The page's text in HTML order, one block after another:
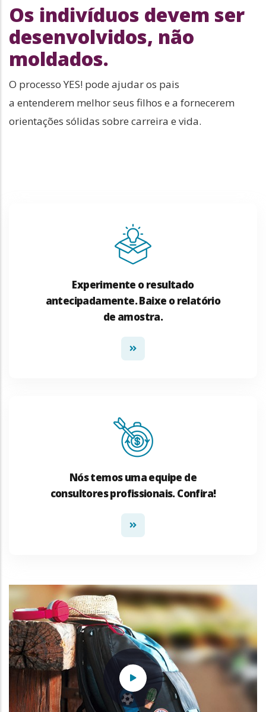
Os indivíduos devem ser
desenvolvidos, não
moldados.
O processo YES! pode ajudar os pais
a entenderem melhor seus filhos e a fornecerem
orientações sólidas sobre carreira e vida.
Experimente o resultado
antecipadamente. Baixe o relatório
de amostra.
Nós temos uma equipe de
consultores profissionais. Confira!